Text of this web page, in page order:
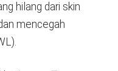
hilang dari skin
mencegah